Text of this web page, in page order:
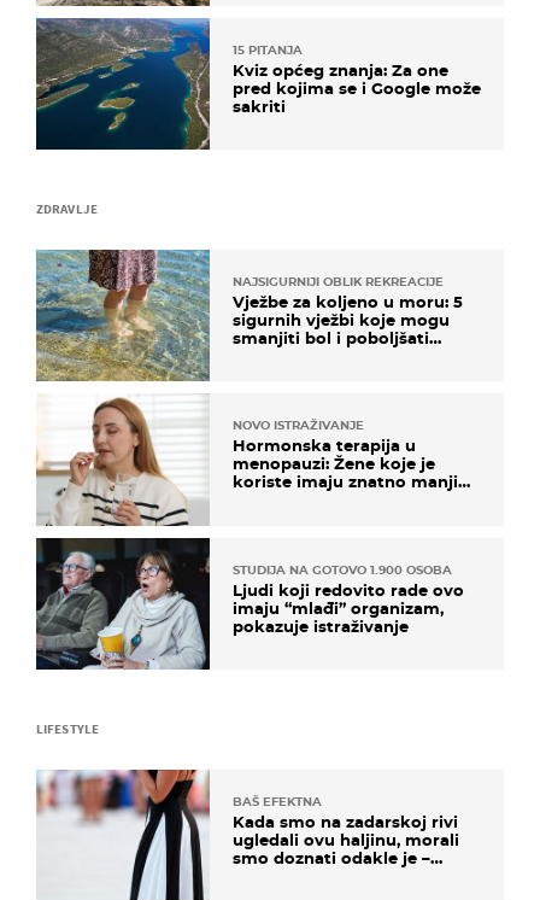
ZDRAVLJE
NAJSIGURNIJI OBLIK REKREACIJE
Vježbe za koljeno u moru: 5
sigurnih vježbi koje mogu
smanjiti bol i poboljšati
NOVO ISTRAŽIVANJE
Hormonska terapija u
menopauzi: Žene koje je
koriste imaju znatno manji
STUDIJA NA GOTOVO 1.900 OSOBA
Ljudi koji redovito rade ovo
imaju “mlađi” organizam,
pokazuje istraživanje
15 PITANJA
Kviz općeg znanja: Za one
pred kojima se i Google može
sakriti
LIFESTYLE
BAŠ EFEKTNA
Kada smo na zadarskoj rivi
ugledali ovu haljinu, morali
smo doznati odakle je –